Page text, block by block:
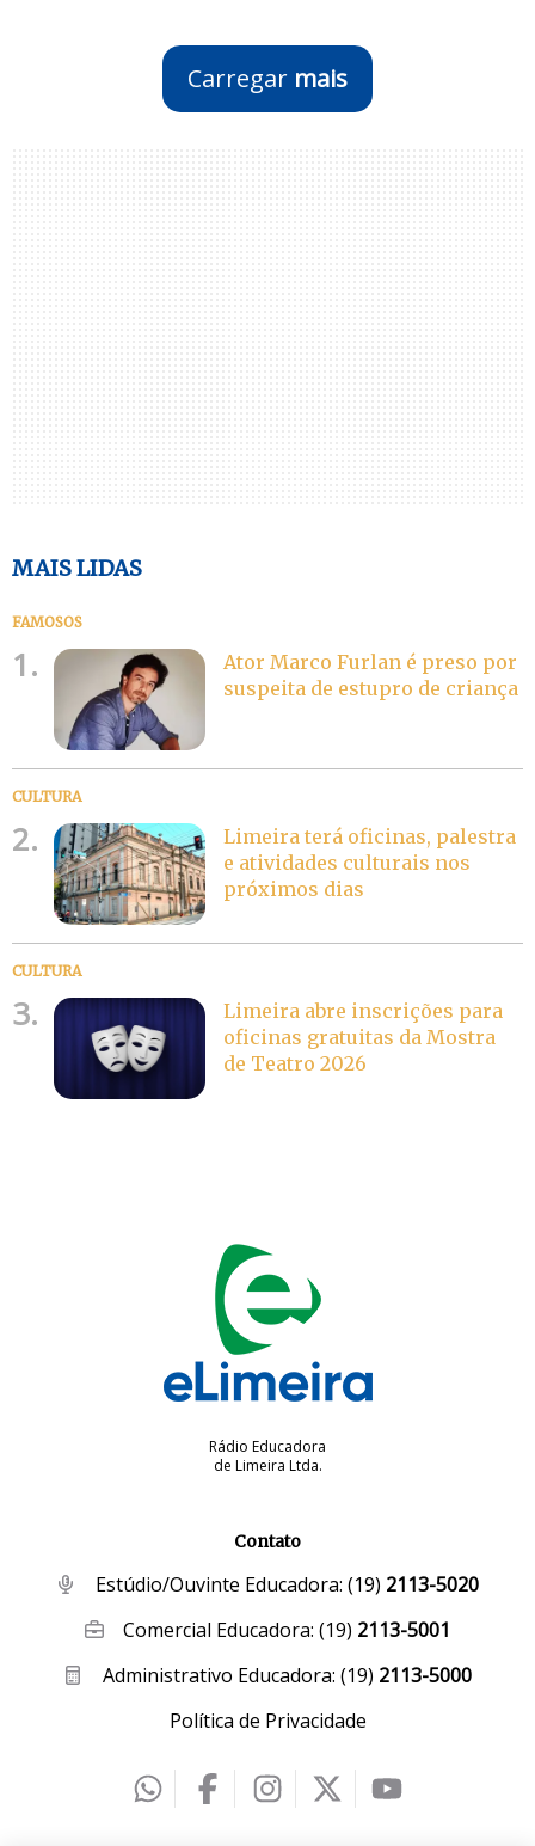
Carregar mais
MAIS LIDAS
FAMOSOS
1.
Ator Marco Furlan é preso por
suspeita de estupro de criança
CULTURA
2.
Limeira terá oficinas, palestra
e atividades culturais nos
próximos dias
CULTURA
3.
Limeira abre inscrições para
oficinas gratuitas da Mostra
de Teatro 2026
Rádio Educadora
de Limeira Ltda.
Contato
Estúdio/Ouvinte Educadora: (19) 2113-5020
Comercial Educadora:(19) 2113-5001
Administrativo Educadora: (19) 2113-5000
Política de Privacidade